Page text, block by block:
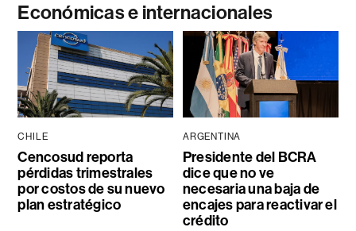
Económicas e internacionales
CHILE
Cencosud reporta
pérdidas trimestrales
por costos de su nuevo
plan estratégico
ARGENTINA
Presidente del BCRA
dice que no ve
necesaria una baja de
encajes para reactivar el
crédito